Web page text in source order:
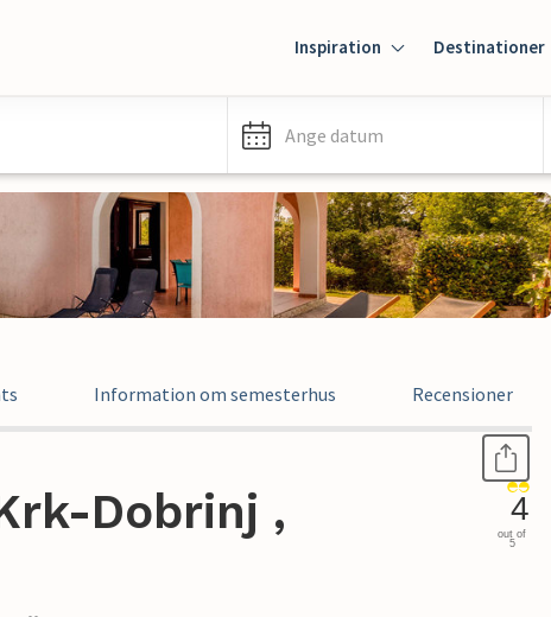
Inspiration Destinationer
Ange datum
Information om semesterhus Recensioner
Dobrinj ,
4
out of
5